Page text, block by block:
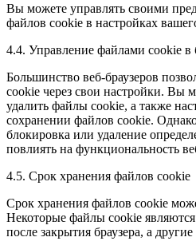
Вы можете управлять своими
файлов cookie в настройках
4.4. Управление файлами cookie в
Большинство веб-браузеров
cookie через свои настройки. Вы
удалить файлы cookie, а также
сохранении файлов cookie.
блокировка или удаление
повлиять на функциональность
4.5. Срок хранения файлов cookie
Срок хранения файлов cookie
Некоторые файлы cookie
после закрытия браузера, а